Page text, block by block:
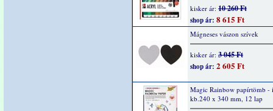
kisker ár: 10 260 Ft
shop ár: 8 615 Ft
Mágneses vászon szívek
kisker ár: 3 045 Ft
shop ár: 2 605 Ft
Magic Rainbow papírtömb -
kb.240 x 340 mm, 12 lap